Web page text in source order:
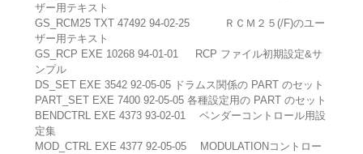
ザー用テキスト
GS_RCM25 TXT 47492 94-02-25 ＲＣＭ２５(/F)のユー
ザー用テキスト
GS_RCP EXE 10268 94-01-01 RCP ファイル初期設定&サ
ンプル
DS_SET EXE 3542 92-05-05 ドラムス関係の PART のセット
PART_SET EXE 7400 92-05-05 各種設定用の PART のセット
BENDCTRL EXE 4373 93-02-01 ベンダーコントロール用設
定集
MOD_CTRL EXE 4377 92-05-05 MODULATIONコントロー